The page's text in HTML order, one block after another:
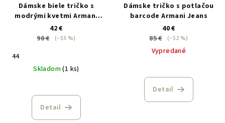
Dámske biele tričko s
modrými kvetmi Armani
Jeans
42 €
90 €
(–53 %)
44
Skladom(1 ks)
Detail
Dámske tričko s potlačou
barcode Armani Jeans
40 €
85 €
(–52 %)
Vypredané
Detail